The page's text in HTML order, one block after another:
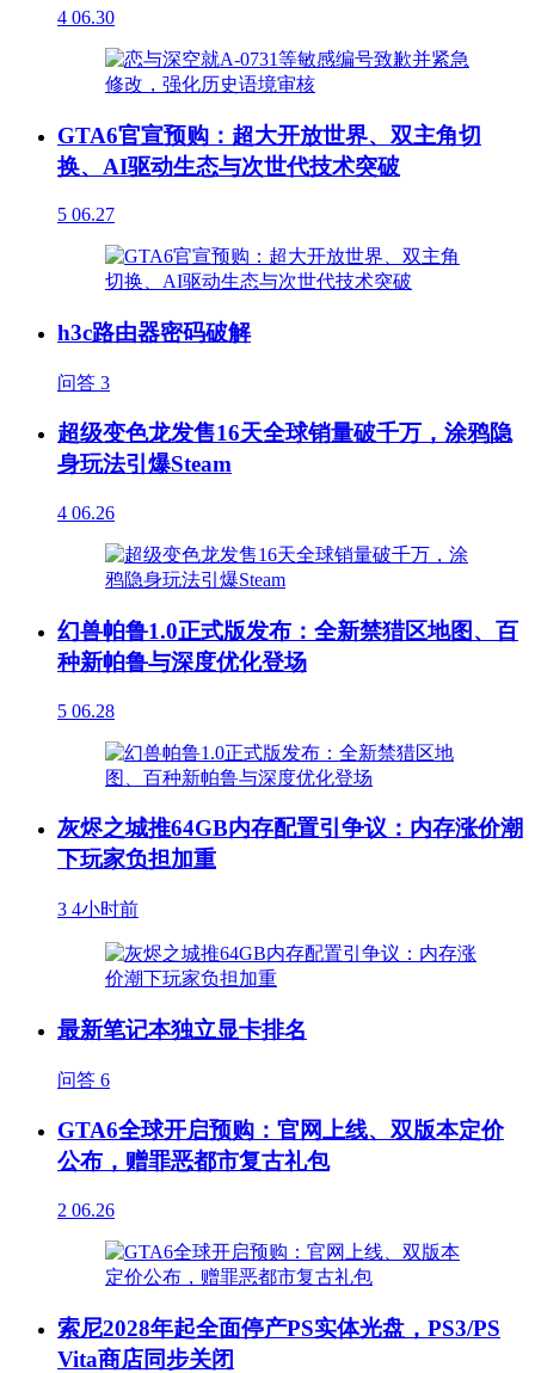
4 06.30
GTA6官宣预购：超大开放世界、双主角切
换、AI驱动生态与次世代技术突破
5 06.27
h3c路由器密码破解
问答 3
超级变色龙发售16天全球销量破千万，涂鸦隐
身玩法引爆Steam
4 06.26
幻兽帕鲁1.0正式版发布：全新禁猎区地图、百
种新帕鲁与深度优化登场
5 06.28
灰烬之城推64GB内存配置引争议：内存涨价潮
下玩家负担加重
3 4小时前
最新笔记本独立显卡排名
问答 6
GTA6全球开启预购：官网上线、双版本定价
公布，赠罪恶都市复古礼包
2 06.26
索尼2028年起全面停产PS实体光盘，PS3/PS
Vita商店同步关闭